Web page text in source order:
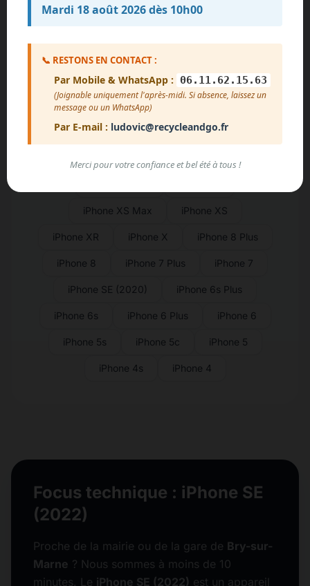
iPhone 12 Mini iPhone 12 Pro Max
iPhone 12 Pro
iPhone SE (2015)/(2020)/(2022)
iPhone XS Max iPhone XS
iPhone XR iPhone X iPhone 8 Plus
iPhone 8 iPhone 7 Plus iPhone 7
iPhone SE (2020) iPhone 6s Plus
iPhone 6s iPhone 6 Plus iPhone 6
iPhone 5s iPhone 5c iPhone 5
iPhone 4s iPhone 4
Focus technique : iPhone SE
(2022)
Proche de la mairie ou de la gare de Bry-sur-
Marne ? Nous sommes à moins de 10
minutes. Le iPhone SE (2022) est un appareil
Mardi 18 août 2026 dès 10h00
📞 RESTONS EN CONTACT :
Par Mobile & WhatsApp : 06.11.62.15.63
(Joignable uniquement l'après-midi. Si absence, laissez un
message ou un WhatsApp)
Par E-mail : ludovic@recycleandgo.fr
Merci pour votre confiance et bel été à tous !